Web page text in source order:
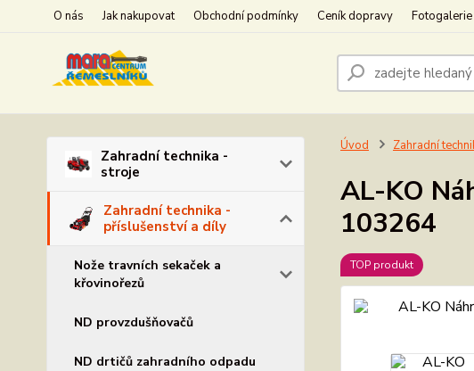
O nás Jak nakupovat Obchodní podmínky Ceník dopravy Fotogalerie
Zahradní technika -
stroje
Zahradní technika -
příslušenství a díly
Nože travních sekaček a
křovinořezů
ND provzdušňovačů
ND drtičů zahradního odpadu
Úvod Zahradní
AL-KO
103264
TOP produkt